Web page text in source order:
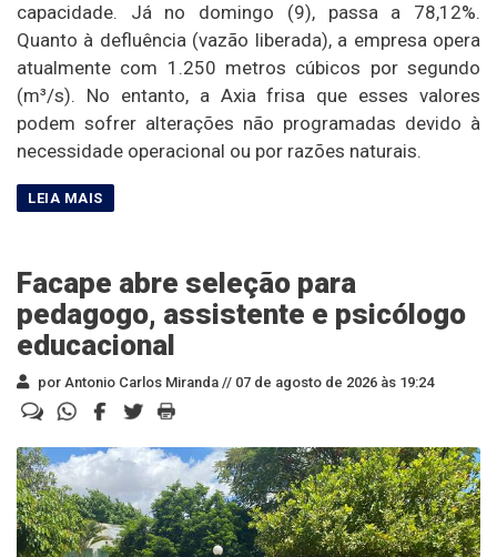
capacidade. Já no domingo (9), passa a 78,12%.
Quanto à defluência (vazão liberada), a empresa opera
atualmente com 1.250 metros cúbicos por segundo
(m³/s). No entanto, a Axia frisa que esses valores
podem sofrer alterações não programadas devido à
necessidade operacional ou por razões naturais.
Facape abre seleção para
pedagogo, assistente e psicólogo
educacional
por Antonio Carlos Miranda // 07 de agosto de 2026 às 19:24